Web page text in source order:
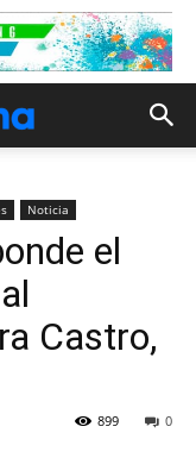
Noticia
el
Castro,
0
899